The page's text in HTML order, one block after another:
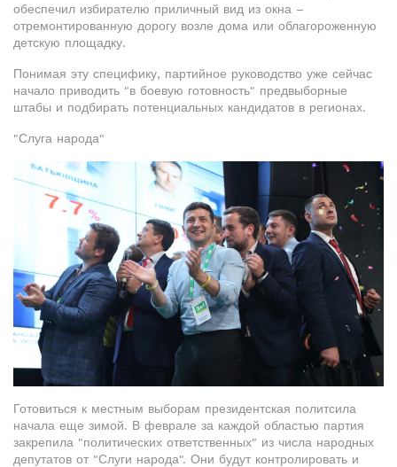
обеспечил избирателю приличный вид из окна –
отремонтированную дорогу возле дома или облагороженную
детскую площадку.
Понимая эту специфику, партийное руководство уже сейчас
начало приводить "в боевую готовность" предвыборные
штабы и подбирать потенциальных кандидатов в регионах.
"Слуга народа"
Готовиться к местным выборам президентская политсила
начала еще зимой. В феврале за каждой областью партия
закрепила "политических ответственных" из числа народных
депутатов от "Слуги народа". Они будут контролировать и